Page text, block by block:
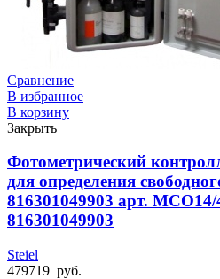
Сравнение
В избранное
В корзину
Закрыть
Фотометрический
для определения
816301049903 арт.
816301049903
Steiel
479719 руб.